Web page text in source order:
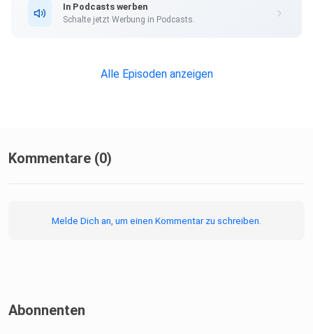
In Podcasts werben
Schalte jetzt Werbung in Podcasts.
Alle Episoden anzeigen
Kommentare (0)
Melde Dich an, um einen Kommentar zu schreiben.
Abonnenten